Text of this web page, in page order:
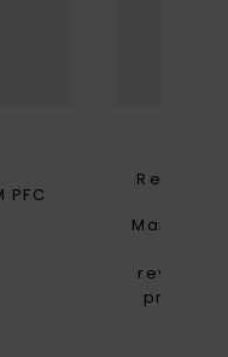
Mantém
produto